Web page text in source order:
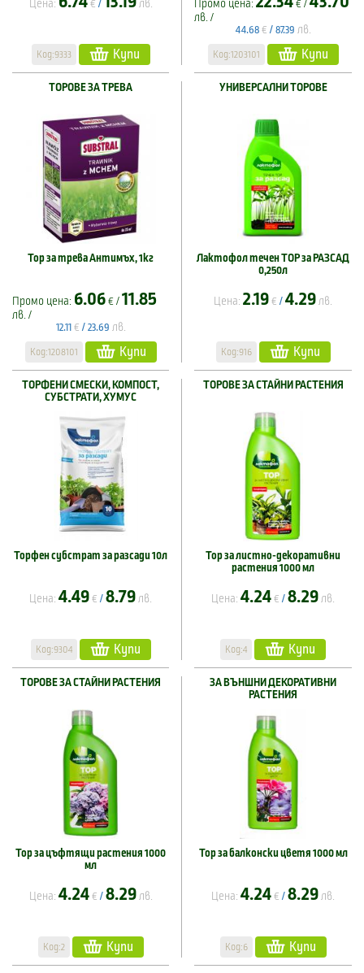
Цена: € / лв.
Код:9333 Купи
Промо цена: € /
лв. /
44.68 € / 87.39 лв.
Код:1203101 Купи
ТОРОВЕ ЗА ТРЕВА
Тор за трева Антимъх, 1кг
Промо цена: 6.06 € / 11.85
лв. /
12.11 € / 23.69 лв.
Код:1208101 Купи
УНИВЕРСАЛНИ ТОРОВЕ
Лактофол течен ТОР за РАЗСАД
0,250л
Цена: 2.19 € / 4.29 лв.
Код:916 Купи
ТОРФЕНИ СМЕСКИ, КОМПОСТ,
СУБСТРАТИ, ХУМУС
Торфен субстрат за разсади 10л
Цена: 4.49 € / 8.79 лв.
Код:9304 Купи
ТОРОВЕ ЗА СТАЙНИ РАСТЕНИЯ
Тор за листно-декоративни
растения 1000 мл
Цена: 4.24 € / 8.29 лв.
Код:4 Купи
ТОРОВЕ ЗА СТАЙНИ РАСТЕНИЯ
Тор за цъфтящи растения 1000
мл
Цена: 4.24 € / 8.29 лв.
Код:2 Купи
ЗА ВЪНШНИ ДЕКОРАТИВНИ
РАСТЕНИЯ
Тор за балконски цветя 1000 мл
Цена: 4.24 € / 8.29 лв.
Код:6 Купи